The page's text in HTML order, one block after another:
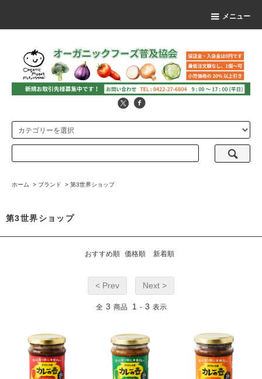
メニュー
ホーム > ブランド > 第3世界ショップ
第3世界ショップ
おすすめ順 価格順 新着順
< Prev Next >
全 3 商品 1 - 3 表示